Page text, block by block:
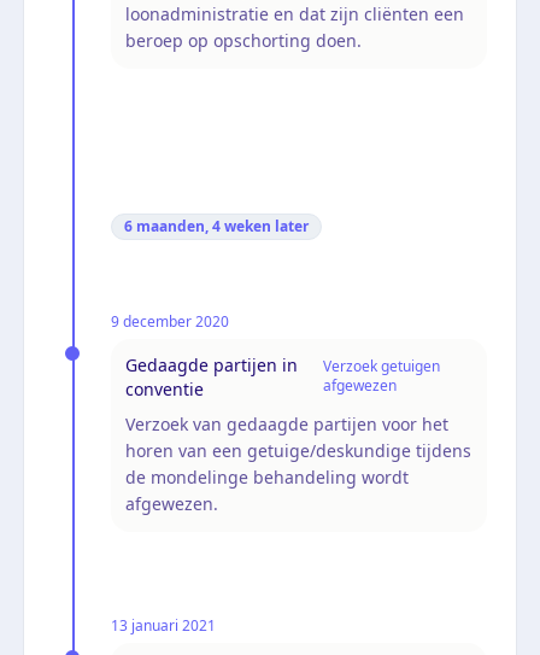
loonadministratie en dat zijn cliënten een
beroep op opschorting doen.
6 maanden, 4 weken later
9 december 2020
Gedaagde partijen in
conventie
Verzoek getuigen
afgewezen
Verzoek van gedaagde partijen voor het
horen van een getuige/deskundige tijdens
de mondelinge behandeling wordt
afgewezen.
13 januari 2021